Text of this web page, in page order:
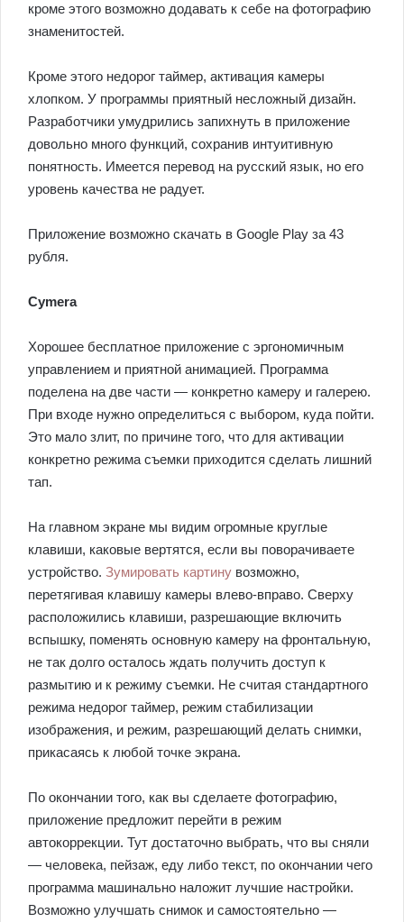
кроме этого возможно додавать к себе на фотографию
знаменитостей.
Кроме этого недорог таймер, активация камеры
хлопком. У программы приятный несложный дизайн.
Разработчики умудрились запихнуть в приложение
довольно много функций, сохранив интуитивную
понятность. Имеется перевод на русский язык, но его
уровень качества не радует.
Приложение возможно скачать в Google Play за 43
рубля.
Cymera
Хорошее бесплатное приложение с эргономичным
управлением и приятной анимацией. Программа
поделена на две части — конкретно камеру и галерею.
При входе нужно определиться с выбором, куда пойти.
Это мало злит, по причине того, что для активации
конкретно режима съемки приходится сделать лишний
тап.
На главном экране мы видим огромные круглые
клавиши, каковые вертятся, если вы поворачиваете
устройство. Зумировать картину возможно,
перетягивая клавишу камеры влево-вправо. Сверху
расположились клавиши, разрешающие включить
вспышку, поменять основную камеру на фронтальную,
не так долго осталось ждать получить доступ к
размытию и к режиму съемки. Не считая стандартного
режима недорог таймер, режим стабилизации
изображения, и режим, разрешающий делать снимки,
прикасаясь к любой точке экрана.
По окончании того, как вы сделаете фотографию,
приложение предложит перейти в режим
автокоррекции. Тут достаточно выбрать, что вы сняли
— человека, пейзаж, еду либо текст, по окончании чего
программа машинально наложит лучшие настройки.
Возможно улучшать снимок и самостоятельно —